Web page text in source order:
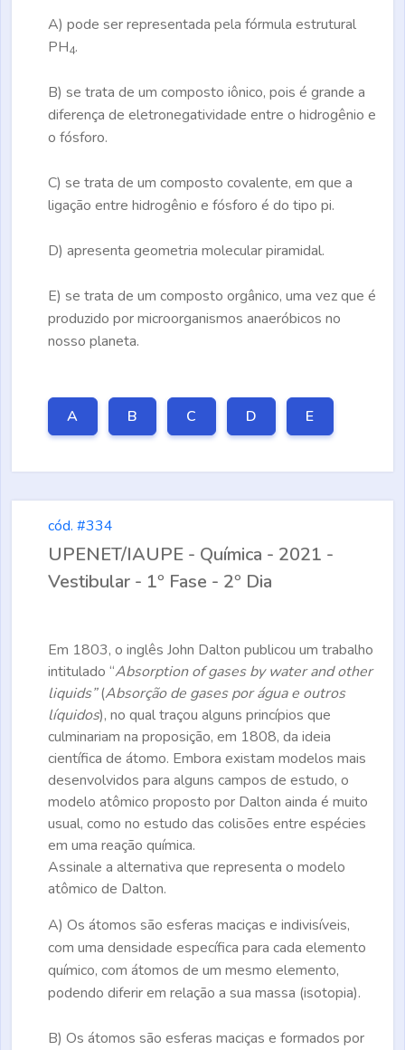
A) pode ser representada pela fórmula estrutural
PH4.
B) se trata de um composto iônico, pois é grande a
diferença de eletronegatividade entre o hidrogênio e
o fósforo.
C) se trata de um composto covalente, em que a
ligação entre hidrogênio e fósforo é do tipo pi.
D) apresenta geometria molecular piramidal.
E) se trata de um composto orgânico, uma vez que é
produzido por microorganismos anaeróbicos no
nosso planeta.
A B C D E
cód. #334
UPENET/IAUPE - Química - 2021 -
Vestibular - 1º Fase - 2º Dia
Em 1803, o inglês John Dalton publicou um trabalho
intitulado “Absorption of gases by water and other
liquids”(Absorção de gases por água e outros
líquidos), no qual traçou alguns princípios que
culminariam na proposição, em 1808, da ideia
científica de átomo. Embora existam modelos mais
desenvolvidos para alguns campos de estudo, o
modelo atômico proposto por Dalton ainda é muito
usual, como no estudo das colisões entre espécies
em uma reação química.
Assinale a alternativa que representa o modelo
atômico de Dalton.
A) Os átomos são esferas maciças e indivisíveis,
com uma densidade específica para cada elemento
químico, com átomos de um mesmo elemento,
podendo diferir em relação a sua massa (isotopia).
B) Os átomos são esferas maciças e formados por